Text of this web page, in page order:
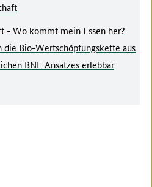
- Wo kommt mein Essen her?
die Bio-Wertschöpfungskette aus
BNE Ansatzes erlebbar